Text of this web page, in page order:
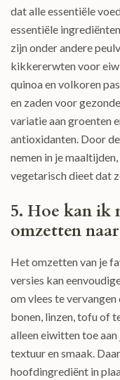
dat alle essentiële
essentiële
zijn onder andere
kikkererwten voor
quinoa en volkoren
en zaden voor
variatie aan groenten
antioxidanten. Door
nemen in je
vegetarisch dieet dat
5. Hoe kan ik
omzetten
Het omzetten van je
versies kan
om vlees te
bonen, linzen, tofu of
alleen eiwitten toe
textuur en smaak.
hoofdingrediënt in